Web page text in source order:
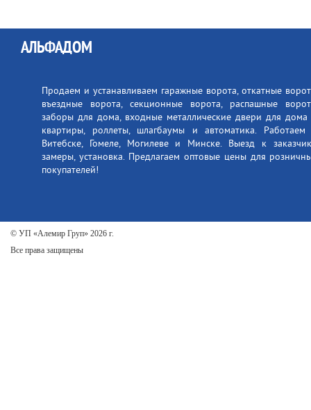
АЛЬФАДОМ
Продаем и устанавливаем гаражные ворота, откатные
въездные ворота, секционные ворота, распашные
заборы для дома, входные металлические двери для дома
квартиры, роллеты, шлагбаумы и автоматика. Работаем
Витебске, Гомеле, Могилеве и Минске. Выезд к
замеры, установка. Предлагаем оптовые цены для
покупателей!
© УП «Алемир Груп» 2026 г.
Все права защищены